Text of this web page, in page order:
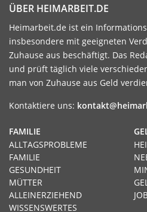
ÜBER HEIMARBEIT.DE
Heimarbeit.de ist ein
insbesondere mit geeigneten
Zuhause aus beschäftigt. Das
und prüft täglich viele
man von Zuhause aus Geld
Kontaktiere uns:
FAMILIE
ALLTAGSPROBLEME
FAMILIE
GESUNDHEIT
MÜTTER
ALLEINERZIEHEND
WISSENSWERTES